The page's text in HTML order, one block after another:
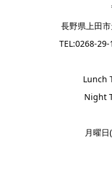
長野県上田
TEL:0268-
Lunch
Night
月曜